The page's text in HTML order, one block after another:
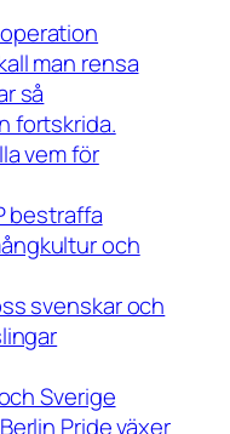
man rensa
så
fortskrida.
vem för
bestraffa
och
svenskar och
Sverige
Pride växer